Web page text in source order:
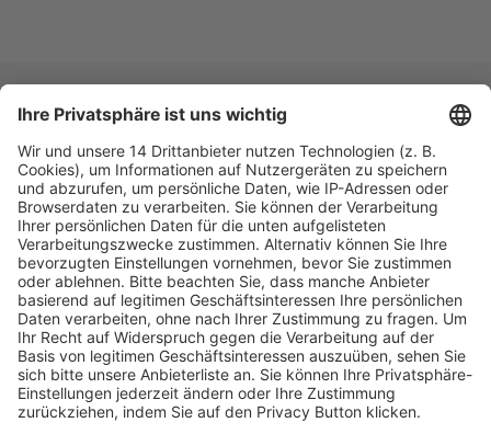
Fachmedien Recht und Wirtschaft
Ein Fachbereich der
dfv Mediengruppe
Mainzer Landstr. 251
60326 Frankfurt am Main
E-Mail:info@ruw.de